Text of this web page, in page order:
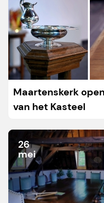
Maartenskerk
van het Kasteel
26
mei